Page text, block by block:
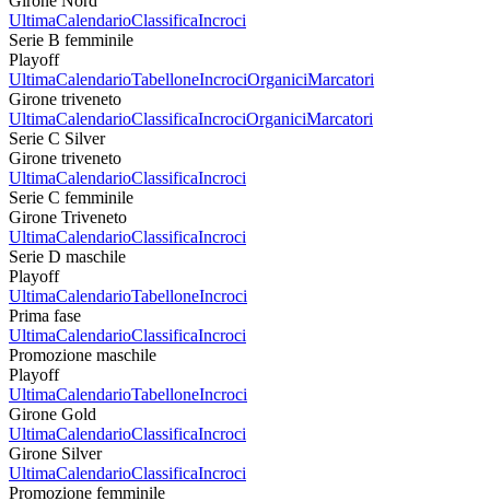
UltimaCalendarioClassificaIncroci
Serie B femminile
Playoff
UltimaCalendarioTabelloneIncrociOrganiciMarcatori
Girone triveneto
UltimaCalendarioClassificaIncrociOrganiciMarcatori
Serie C Silver
Girone triveneto
UltimaCalendarioClassificaIncroci
Serie C femminile
Girone Triveneto
UltimaCalendarioClassificaIncroci
Serie D maschile
Playoff
UltimaCalendarioTabelloneIncroci
Prima fase
UltimaCalendarioClassificaIncroci
Promozione maschile
Playoff
UltimaCalendarioTabelloneIncroci
Girone Gold
UltimaCalendarioClassificaIncroci
Girone Silver
UltimaCalendarioClassificaIncroci
Promozione femminile